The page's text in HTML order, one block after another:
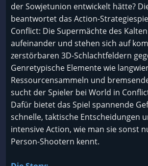
der Sowjetunion entwickelt hätte?
beantwortet das Action-
Conflict: Die Supermächte des
aufeinander und stehen sich auf
zerstörbaren 3D-Schlachtfeldern
Genretypische Elemente wie
Ressourcensammeln und
sucht der Spieler bei World in
Dafür bietet das Spiel spannende
schnelle, taktische Entscheidungen
intensive Action, wie man sie sonst
Person-Shootern kennt.